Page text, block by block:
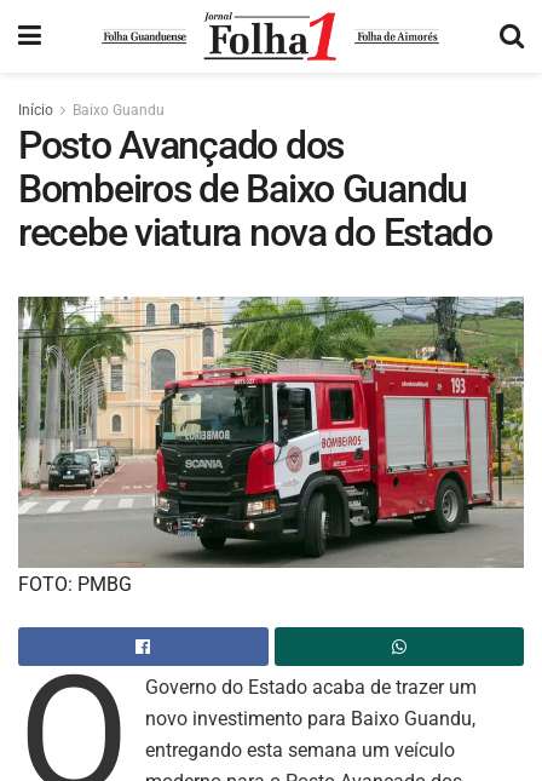
Início Baixo Guandu
Posto Avançado dos
Bombeiros de Baixo Guandu
recebe viatura nova do Estado
FOTO: PMBG
O
Governo do Estado acaba de trazer um
novo investimento para Baixo Guandu,
entregando esta semana um veículo